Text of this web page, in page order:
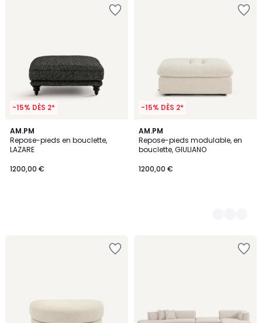
-15% DÈS 2*
AM.PM
Repose-pieds en bouclette,
LAZARE
1200,00 €
-15% DÈS 2*
AM.PM
Repose-pieds modulable, en
bouclette, GIULIANO
1200,00 €
3
Couleurs